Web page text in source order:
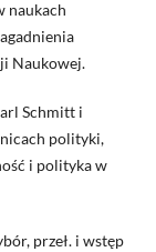
naukach
Naukowej.
Schmitt i
polityki,
i polityka w
przeł. i wstęp